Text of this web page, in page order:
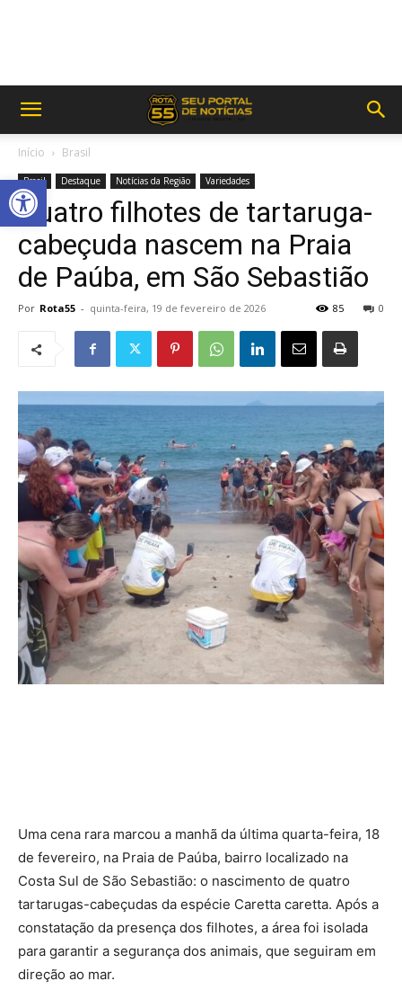
Abrir a barra de ferramentas
Início Brasil
Brasil Destaque Notícias da Região Variedades
Quatro filhotes de tartaruga-
cabeçuda nascem na Praia
de Paúba, em São Sebastião
Por Rota55 - quinta-feira, 19 de fevereiro de 2026 0
85
Uma cena rara marcou a manhã da última quarta-feira, 18
de fevereiro, na Praia de Paúba, bairro localizado na
Costa Sul de São Sebastião: o nascimento de quatro
tartarugas-cabeçudas da espécie Caretta caretta. Após a
constatação da presença dos filhotes, a área foi isolada
para garantir a segurança dos animais, que seguiram em
direção ao mar.